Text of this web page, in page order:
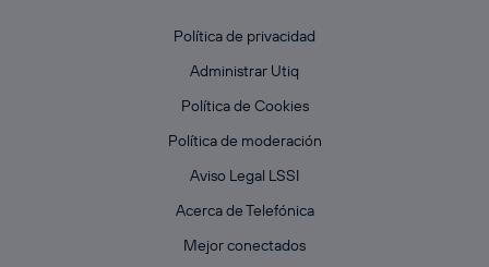
Política de privacidad
Administrar Utiq
Política de Cookies
Política de moderación
Aviso Legal LSSI
Acerca de Telefónica
Mejor conectados